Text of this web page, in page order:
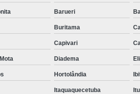
Barueri
Buritama
Capivari
Diadema
Hortolândia
Itaquaquecetuba